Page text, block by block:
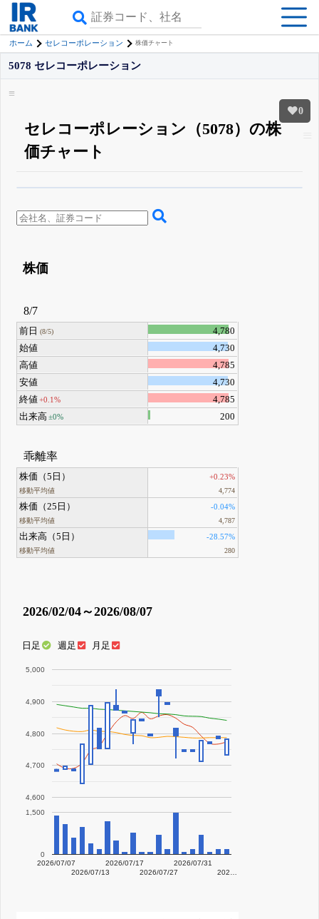
ホーム セレコーポレーション 株価チャート
0
5078 セレコーポレーション
セレコーポレーション（5078）の株
価チャート
詳しく見られる無料でβ版をはじめる
登録すると永久30%OFFと米株版の先行利用も付きます
株価
8/7
前日 (8/5)
4,780
始値
4,730
高値
4,785
安値
4,730
終値+0.1%
4,785
出来高 ±0% 200
乖離率
株価（5日）
移動平均値
+0.23%
4,774
株価（25日）
移動平均値
-0.04%
4,787
出来高（5日）
移動平均値
-28.57%
280
2026/02/04～2026/08/07
日足 週足 月足
4,600
4,700
4,800
4,900
5,000
2026/07/07
2026/07/13
2026/07/17
2026/07/27
2026/07/31
202…
0
1,500